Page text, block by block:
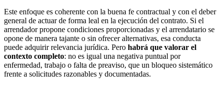
Este enfoque es coherente con la buena fe contractual y con el deber
general de actuar de forma leal en la ejecución del contrato. Si el
arrendador propone condiciones proporcionadas y el arrendatario se
opone de manera tajante o sin ofrecer alternativas, esa conducta
puede adquirir relevancia jurídica. Pero habrá que valorar el
contexto completo: no es igual una negativa puntual por
enfermedad, trabajo o falta de preaviso, que un bloqueo sistemático
frente a solicitudes razonables y documentadas.